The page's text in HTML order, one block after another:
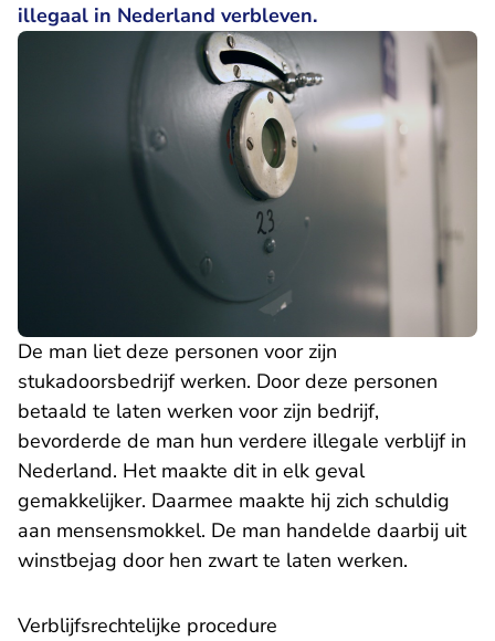
illegaal in Nederland verbleven.
De man liet deze personen voor zijn
stukadoorsbedrijf werken. Door deze personen
betaald te laten werken voor zijn bedrijf,
bevorderde de man hun verdere illegale verblijf in
Nederland. Het maakte dit in elk geval
gemakkelijker. Daarmee maakte hij zich schuldig
aan mensensmokkel. De man handelde daarbij uit
winstbejag door hen zwart te laten werken.
Verblijfsrechtelijke procedure